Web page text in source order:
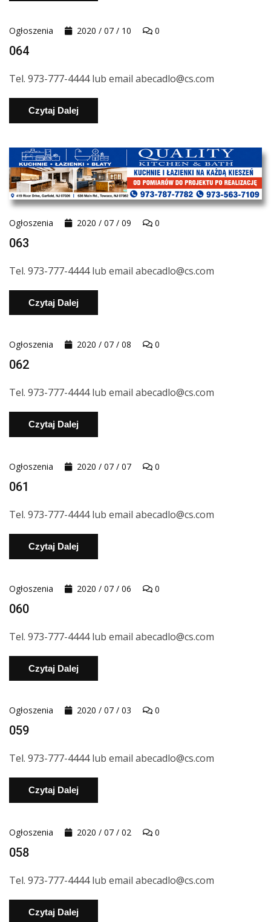
Ogłoszenia 2020 / 07 / 10 0
064
Tel. 973-777-4444 lub email abecadlo@cs.com
Czytaj Dalej
Ogłoszenia 2020 / 07 / 09 0
063
Tel. 973-777-4444 lub email abecadlo@cs.com
Czytaj Dalej
Ogłoszenia 2020 / 07 / 08 0
062
Tel. 973-777-4444 lub email abecadlo@cs.com
Czytaj Dalej
Ogłoszenia 2020 / 07 / 07 0
061
Tel. 973-777-4444 lub email abecadlo@cs.com
Czytaj Dalej
Ogłoszenia 2020 / 07 / 06 0
060
Tel. 973-777-4444 lub email abecadlo@cs.com
Czytaj Dalej
Ogłoszenia 2020 / 07 / 03 0
059
Tel. 973-777-4444 lub email abecadlo@cs.com
Czytaj Dalej
Ogłoszenia 2020 / 07 / 02 0
058
Tel. 973-777-4444 lub email abecadlo@cs.com
Czytaj Dalej